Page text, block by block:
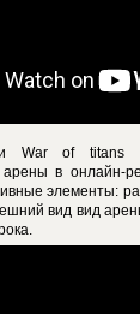
War of titans
арены в онлайн-
элементы:
вид вид